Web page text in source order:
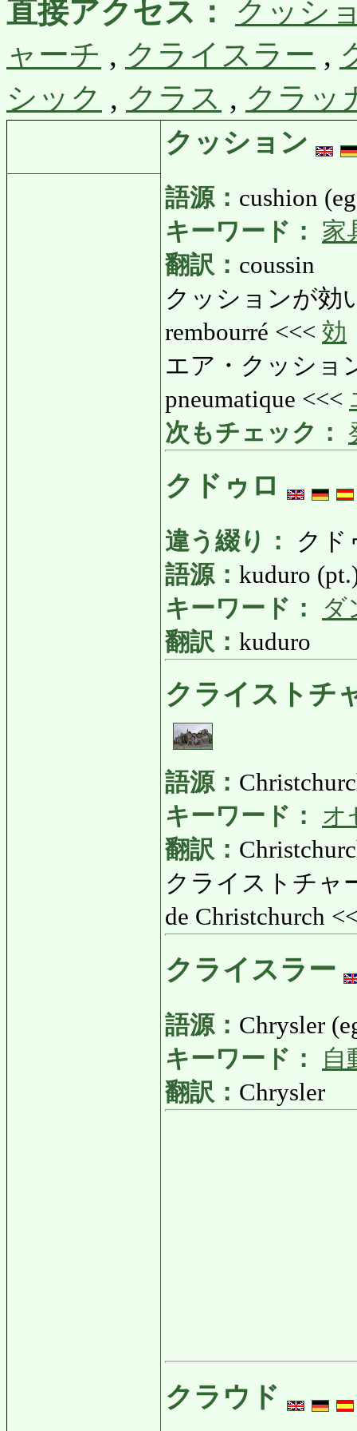
直接アクセス：
クッシ
ャーチ , クライスラー ,
シック , クラス , クラッ
クッション
語源： cushion
キーワード：
家
翻訳： coussin
クッションが効
rembourré <<< 効
エア・クッショ
pneumatique <<<
次もチェック：
クドゥロ
違う綴り：
クド
語源： kuduro
キーワード：
ダ
翻訳： kuduro
クライストチ
語源：
キーワード：
オ
翻訳：
クライストチャ
de Christchurch
クライスラー
語源： Chrysler
キーワード：
自
翻訳： Chrysler
クラウド